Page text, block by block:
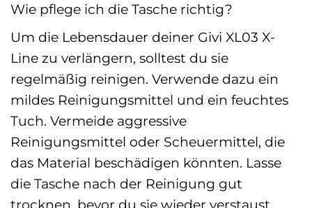
Wie pflege ich die Tasche richtig?
Um die Lebensdauer deiner Givi XL03 X-
Line zu verlängern, solltest du sie
regelmäßig reinigen. Verwende dazu ein
mildes Reinigungsmittel und ein feuchtes
Tuch. Vermeide aggressive
Reinigungsmittel oder Scheuermittel, die
das Material beschädigen könnten. Lasse
die Tasche nach der Reinigung gut
trocknen, bevor du sie wieder verstaust.